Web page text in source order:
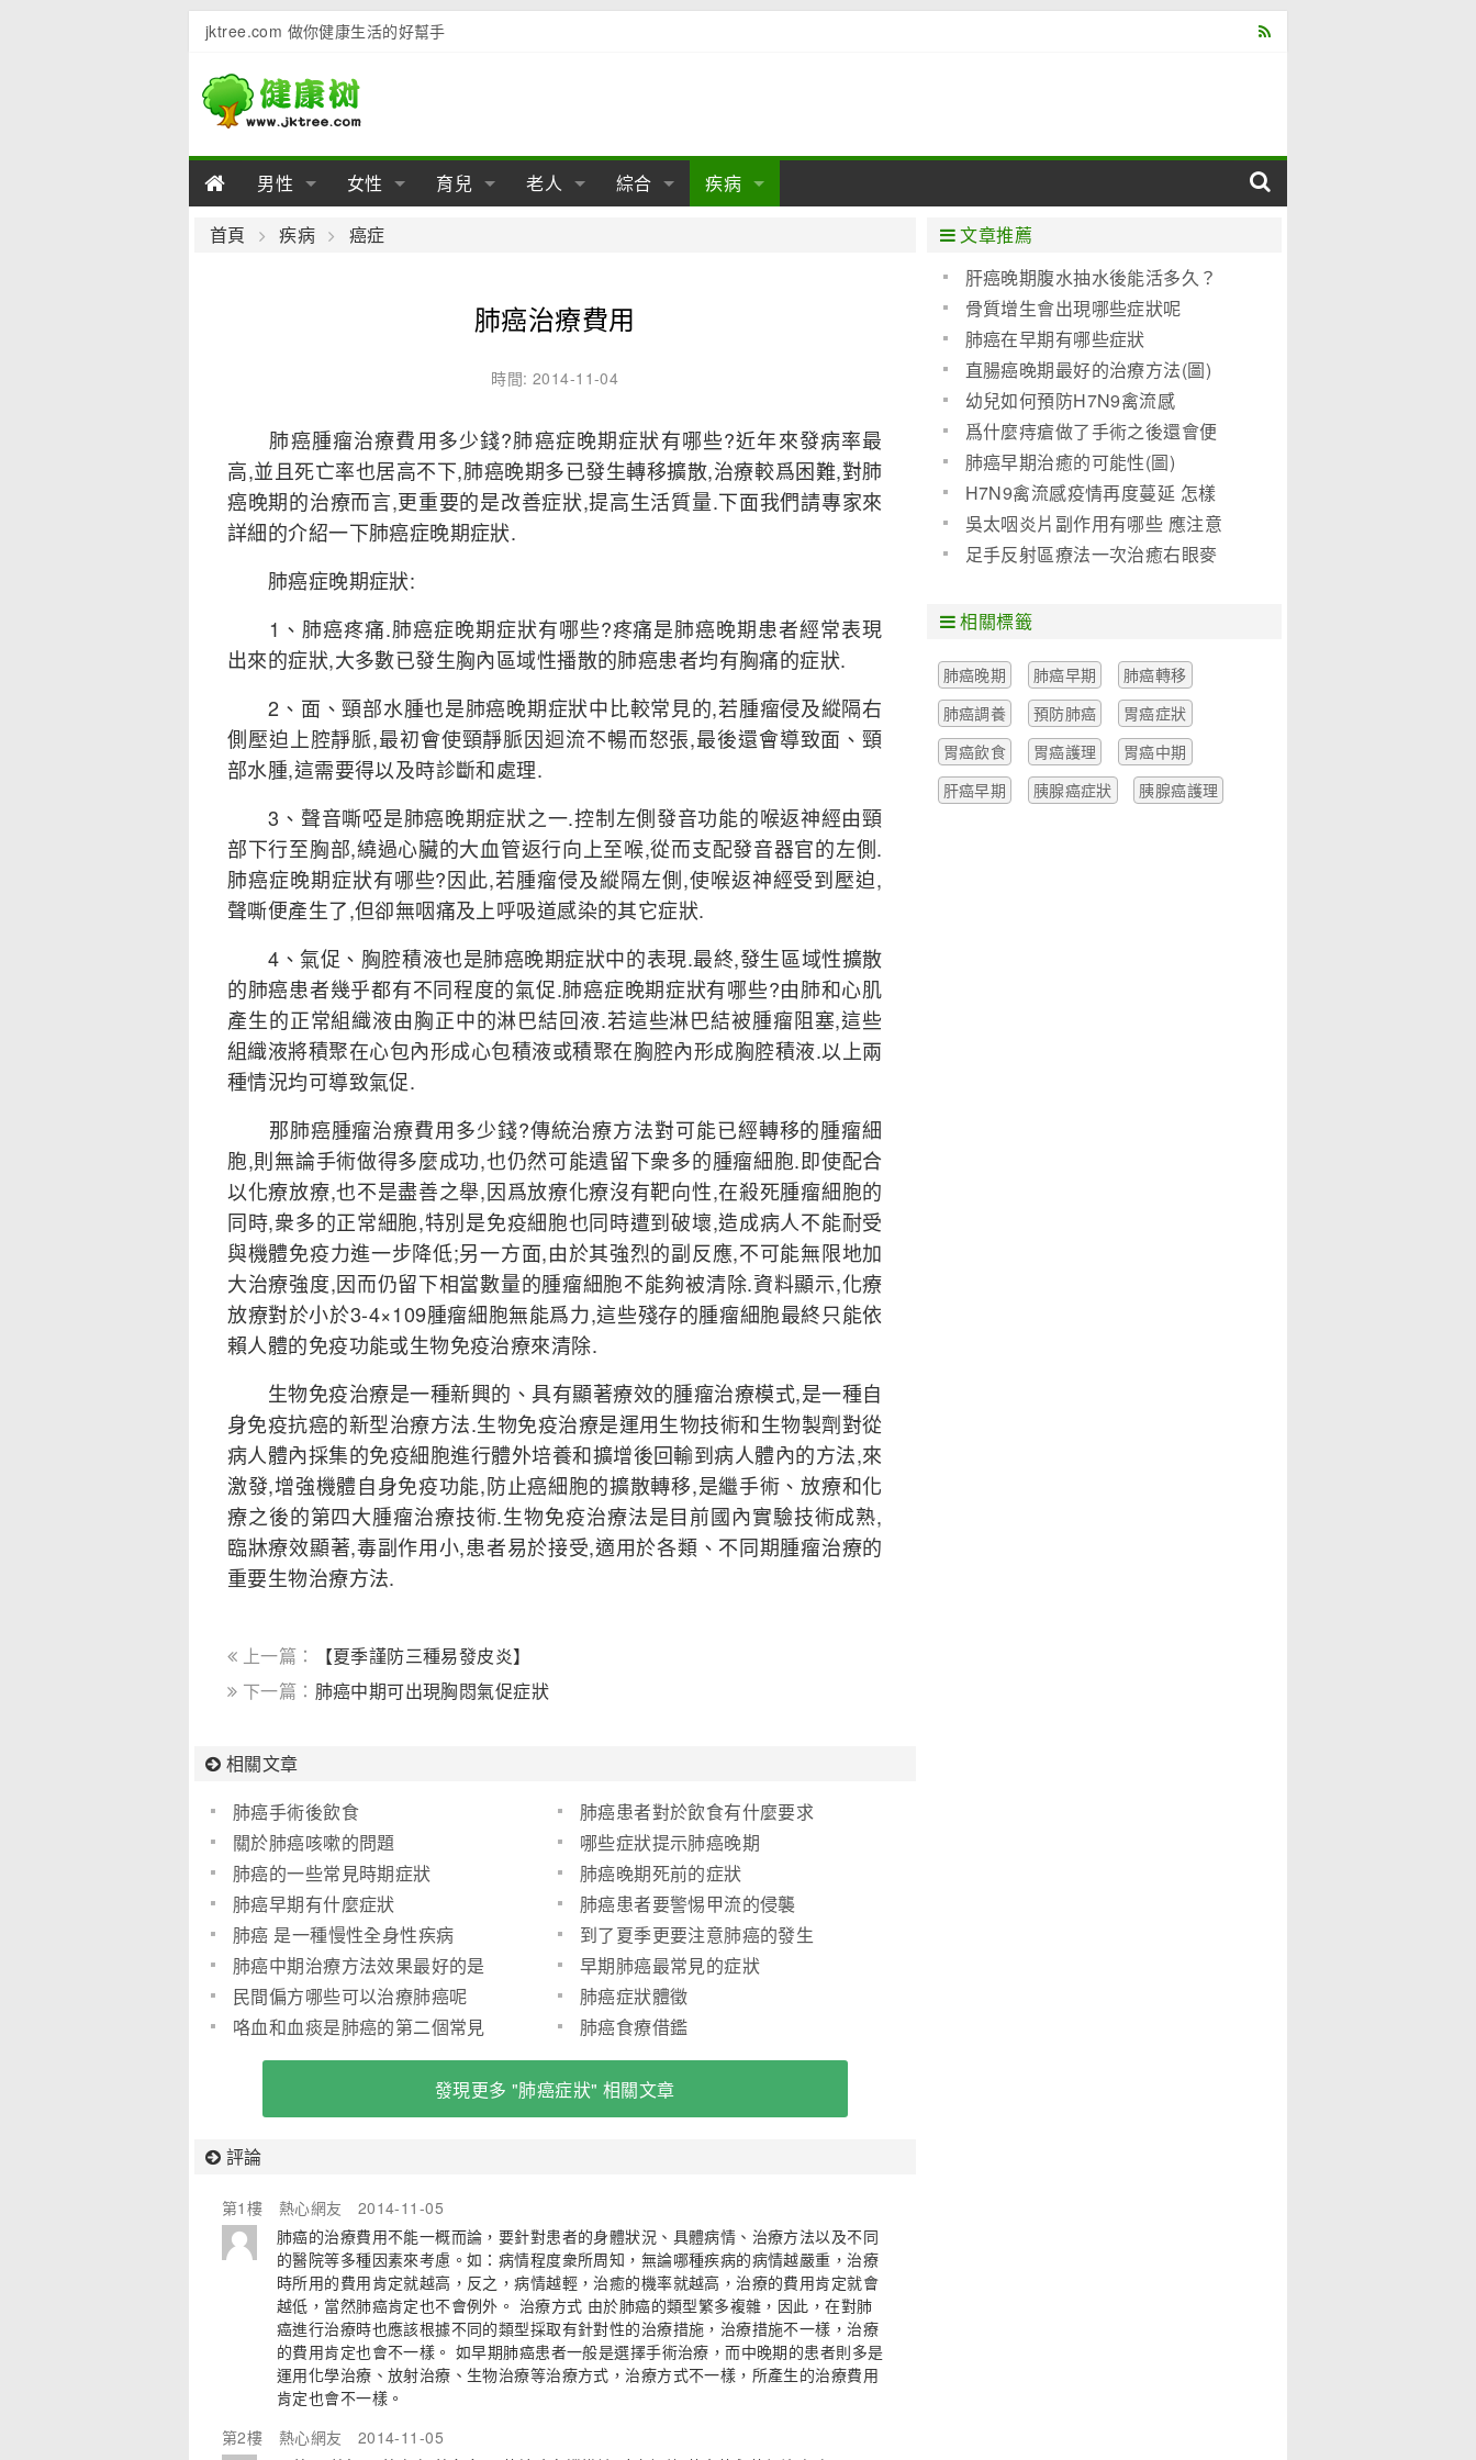
jktree.com 做你健康生活的好幫手
男性
男性陽痿
男性早泄
男性疾病
女性
女性乳房
女性生理 女性疾病
育兒
幼兒期
學前期
老人
老人用品
老人護理
綜合
亞健康
疾病
肝病
泌尿科
心血管
口腔科
內科
首頁 疾病 癌症
肺癌治療費用
時間: 2014-11-04
肺癌腫瘤治療費用多少錢?肺癌症晚期症狀有哪些?近年來發病率最
高,並且死亡率也居高不下,肺癌晚期多已發生轉移擴散,治療較爲困難,對肺
癌晚期的治療而言,更重要的是改善症狀,提高生活質量.下面我們請專家來
詳細的介紹一下肺癌症晚期症狀.
肺癌症晚期症狀:
1、肺癌疼痛.肺癌症晚期症狀有哪些?疼痛是肺癌晚期患者經常表現
出來的症狀,大多數已發生胸內區域性播散的肺癌患者均有胸痛的症狀.
2、面、頸部水腫也是肺癌晚期症狀中比較常見的,若腫瘤侵及縱隔右
側壓迫上腔靜脈,最初會使頸靜脈因迴流不暢而怒張,最後還會導致面、頸
部水腫,這需要得以及時診斷和處理.
3、聲音嘶啞是肺癌晚期症狀之一.控制左側發音功能的喉返神經由頸
部下行至胸部,繞過心臟的大血管返行向上至喉,從而支配發音器官的左側.
肺癌症晚期症狀有哪些?因此,若腫瘤侵及縱隔左側,使喉返神經受到壓迫,
聲嘶便產生了,但卻無咽痛及上呼吸道感染的其它症狀.
4、氣促、胸腔積液也是肺癌晚期症狀中的表現.最終,發生區域性擴散
的肺癌患者幾乎都有不同程度的氣促.肺癌症晚期症狀有哪些?由肺和心肌
產生的正常組織液由胸正中的淋巴結回液.若這些淋巴結被腫瘤阻塞,這些
組織液將積聚在心包內形成心包積液或積聚在胸腔內形成胸腔積液.以上兩
種情況均可導致氣促.
那肺癌腫瘤治療費用多少錢?傳統治療方法對可能已經轉移的腫瘤細
胞,則無論手術做得多麼成功,也仍然可能遺留下衆多的腫瘤細胞.即使配合
以化療放療,也不是盡善之舉,因爲放療化療沒有靶向性,在殺死腫瘤細胞的
同時,衆多的正常細胞,特別是免疫細胞也同時遭到破壞,造成病人不能耐受
與機體免疫力進一步降低;另一方面,由於其強烈的副反應,不可能無限地加
大治療強度,因而仍留下相當數量的腫瘤細胞不能夠被清除.資料顯示,化療
放療對於小於3-4×109腫瘤細胞無能爲力,這些殘存的腫瘤細胞最終只能依
賴人體的免疫功能或生物免疫治療來清除.
生物免疫治療是一種新興的、具有顯著療效的腫瘤治療模式,是一種自
身免疫抗癌的新型治療方法.生物免疫治療是運用生物技術和生物製劑對從
病人體內採集的免疫細胞進行體外培養和擴增後回輸到病人體內的方法,來
激發,增強機體自身免疫功能,防止癌細胞的擴散轉移,是繼手術、放療和化
療之後的第四大腫瘤治療技術.生物免疫治療法是目前國內實驗技術成熟,
臨牀療效顯著,毒副作用小,患者易於接受,適用於各類、不同期腫瘤治療的
重要生物治療方法.
上一篇：
【夏季謹防三種易發皮炎】
下一篇： 肺癌中期可出現胸悶氣促症狀
相關文章
肺癌手術後飲食
肺癌患者對於飲食有什麼要求
關於肺癌咳嗽的問題
哪些症狀提示肺癌晚期
肺癌的一些常見時期症狀
肺癌晚期死前的症狀
肺癌早期有什麼症狀
肺癌患者要警惕甲流的侵襲
肺癌 是一種慢性全身性疾病
到了夏季更要注意肺癌的發生
肺癌中期治療方法效果最好的是
哪種
早期肺癌最常見的症狀
民間偏方哪些可以治療肺癌呢
肺癌症狀體徵
咯血和血痰是肺癌的第二個常見
肺癌食療借鑑
發現更多 "肺癌症狀" 相關文章
評論
第1樓 熱心網友
2014-11-05
肺癌的治療費用不能一概而論，要針對患者的身體狀況、具體病情、治療方法以及不同
的醫院等多種因素來考慮。如：病情程度衆所周知，無論哪種疾病的病情越嚴重，治療
時所用的費用肯定就越高，反之，病情越輕，治癒的機率就越高，治療的費用肯定就會
越低，當然肺癌肯定也不會例外。 治療方式 由於肺癌的類型繁多複雜，因此，在對肺
癌進行治療時也應該根據不同的類型採取有針對性的治療措施，治療措施不一樣，治療
的費用肯定也會不一樣。 如早期肺癌患者一般是選擇手術治療，而中晚期的患者則多是
運用化學治療、放射治療、生物治療等治療方式，治療方式不一樣，所產生的治療費用
肯定也會不一樣。
第2樓
熱心網友
2014-11-05
文章推薦
肝癌晚期腹水抽水後能活多久？
骨質增生會出現哪些症狀呢
肺癌在早期有哪些症狀
直腸癌晚期最好的治療方法(圖)
幼兒如何預防H7N9禽流感
爲什麼痔瘡做了手術之後還會便
血呢？
肺癌早期治癒的可能性(圖)
H7N9禽流感疫情再度蔓延 怎樣
預防是關鍵!(圖)
吳太咽炎片副作用有哪些 應注意
些什麼
足手反射區療法一次治癒右眼麥
相關標籤
肺癌晚期 肺癌早期
肺癌轉移
肺癌調養
預防肺癌
胃癌症狀
胃癌飲食
胃癌護理
胃癌中期
肝癌早期
胰腺癌症狀 胰腺癌護理